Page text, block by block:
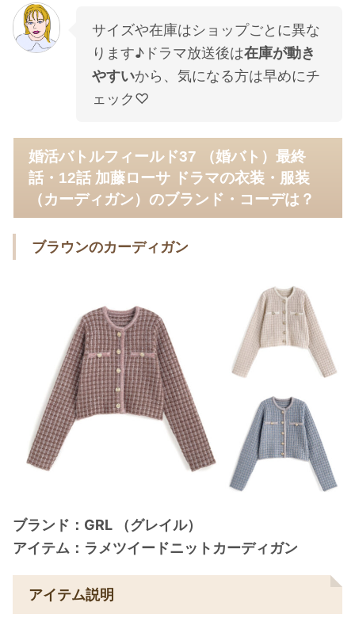
サイズや在庫はショップごとに異な
ります♪ドラマ放送後は在庫が動き
やすいから、気になる方は早めにチ
ェック♡
婚活バトルフィールド37 （婚バト）最終
話・12話 加藤ローサ ドラマの衣装・服装
（カーディガン）のブランド・コーデは？
ブラウンのカーディガン
ブランド：GRL （グレイル）
アイテム：ラメツイードニットカーディガン
アイテム説明